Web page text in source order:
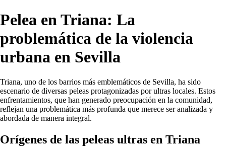
Pelea en Triana: La
problemática de la violencia
urbana en Sevilla
Triana, uno de los barrios más emblemáticos de Sevilla, ha sido
escenario de diversas peleas protagonizadas por ultras locales. Estos
enfrentamientos, que han generado preocupación en la comunidad,
reflejan una problemática más profunda que merece ser analizada y
abordada de manera integral.
Orígenes de las peleas ultras en Triana